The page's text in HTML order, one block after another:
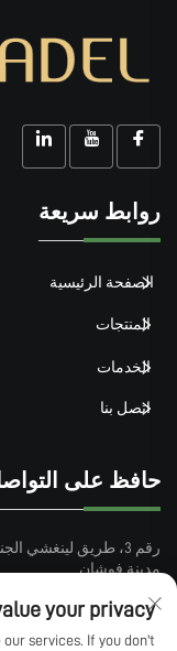
روابط سريعة
الصفحة الرئيسية
المنتجات
الخدمات
اتصل بنا
حافظ على
رقم 3، طريق لينغشي
مدينة فوشان
+86-15913101899
your privacy
services. If you don't